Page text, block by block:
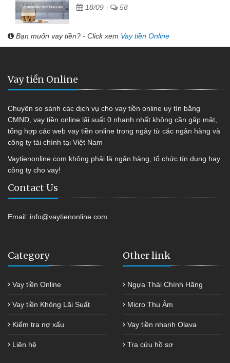
18/09 - 58
Bạn muốn vay tiền? - Click xem Vay tiền Online
Vay tiền Online
Chuyên so sánh các dịch vụ cho vay tiền online uy tín bằng
CMND, vay tiền online lãi suất 0 nhanh nhất không cần gặp mặt,
tổng hợp các web vay tiền online trong ngày từ các ngân hàng và
công ty tài chính tại Việt Nam
Vaytienonline.com không phải là ngân hàng, tổ chức tín dụng hay
công ty cho vay!
Contact Us
Email: info@vaytienonline.com
Category
Vay tiền Online
Vay tiền Không Lãi Suất
Kiểm tra nợ xấu
Liên hệ
Other link
Ngựa Thái Chính Hãng
Micro Thu Âm
Vay tiền nhanh Olava
Tra cứu hồ sơ